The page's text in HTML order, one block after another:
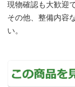
現物確認も大歓迎
その他、整備内容
い。